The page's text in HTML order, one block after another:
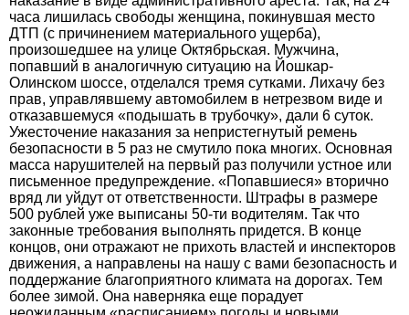
часа лишилась свободы женщина, покинувшая место
ДТП (с причинением материального ущерба),
произошедшее на улице Октябрьская. Мужчина,
попавший в аналогичную ситуацию на Йошкар-
Олинском шоссе, отделался тремя сутками. Лихачу без
прав, управлявшему автомобилем в нетрезвом виде и
отказавшемуся «подышать в трубочку», дали 6 суток.
Ужесточение наказания за непристегнутый ремень
безопасности в 5 раз не смутило пока многих. Основная
масса нарушителей на первый раз получили устное или
письменное предупреждение. «Попавшиеся» вторично
вряд ли уйдут от ответственности. Штрафы в размере
500 рублей уже выписаны 50-ти водителям. Так что
законные требования выполнять придется. В конце
концов, они отражают не прихоть властей и инспекторов
движения, а направлены на нашу с вами безопасность и
поддержание благоприятного климата на дорогах. Тем
более зимой. Она наверняка еще порадует